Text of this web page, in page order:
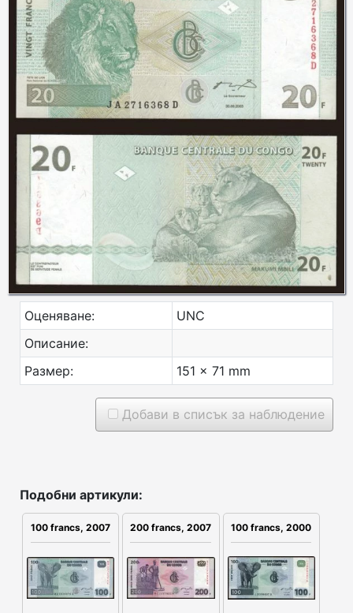
Оценяване:
UNC
Описание:
Размер:
151 x 71 mm
Добави в списък за наблюдение
Подобни артикули:
100 francs, 2007 200 francs, 2007 100 francs, 2000